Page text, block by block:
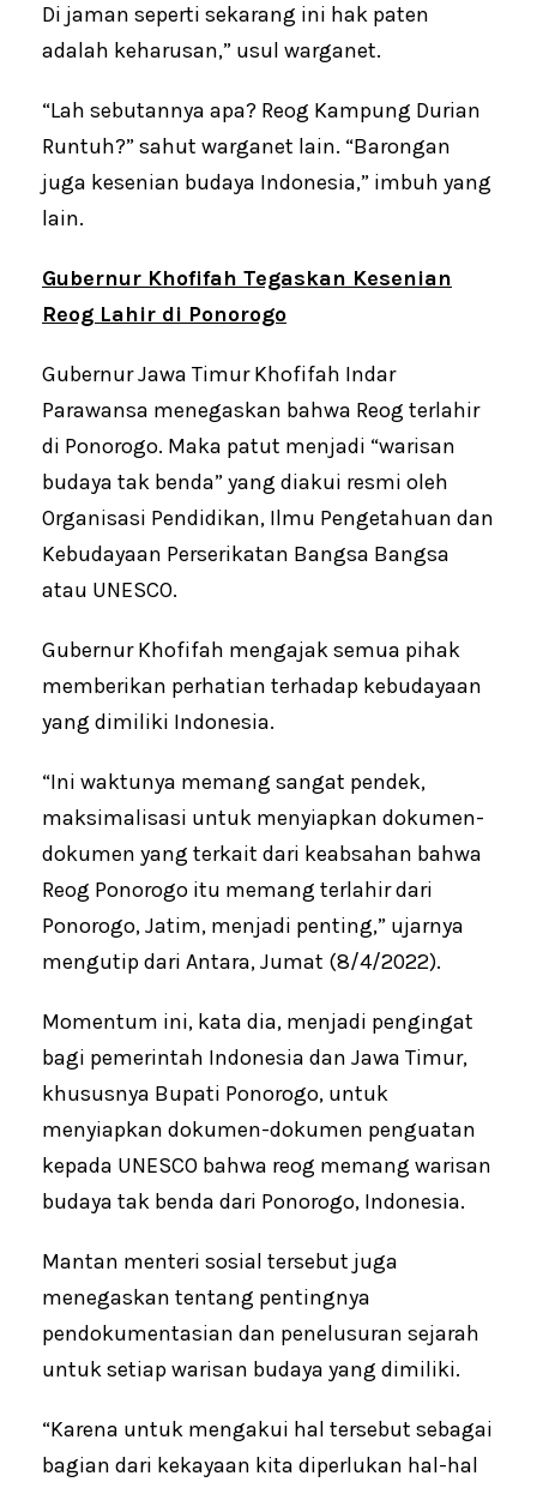
Di jaman seperti sekarang ini hak paten
adalah keharusan,” usul warganet.
“Lah sebutannya apa? Reog Kampung Durian
Runtuh?” sahut warganet lain. “Barongan
juga kesenian budaya Indonesia,” imbuh yang
lain.
Gubernur Khofifah Tegaskan Kesenian
Reog Lahir di Ponorogo
Gubernur Jawa Timur Khofifah Indar
Parawansa menegaskan bahwa Reog terlahir
di Ponorogo. Maka patut menjadi “warisan
budaya tak benda” yang diakui resmi oleh
Organisasi Pendidikan, Ilmu Pengetahuan dan
Kebudayaan Perserikatan Bangsa Bangsa
atau UNESCO.
Gubernur Khofifah mengajak semua pihak
memberikan perhatian terhadap kebudayaan
yang dimiliki Indonesia.
“Ini waktunya memang sangat pendek,
maksimalisasi untuk menyiapkan dokumen-
dokumen yang terkait dari keabsahan bahwa
Reog Ponorogo itu memang terlahir dari
Ponorogo, Jatim, menjadi penting,” ujarnya
mengutip dari Antara, Jumat (8/4/2022).
Momentum ini, kata dia, menjadi pengingat
bagi pemerintah Indonesia dan Jawa Timur,
khususnya Bupati Ponorogo, untuk
menyiapkan dokumen-dokumen penguatan
kepada UNESCO bahwa reog memang warisan
budaya tak benda dari Ponorogo, Indonesia.
Mantan menteri sosial tersebut juga
menegaskan tentang pentingnya
pendokumentasian dan penelusuran sejarah
untuk setiap warisan budaya yang dimiliki.
“Karena untuk mengakui hal tersebut sebagai
bagian dari kekayaan kita diperlukan hal-hal